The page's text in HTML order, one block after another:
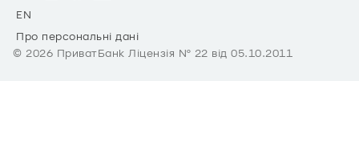
EN
Про персональні дані
© 2026 ПриватБанк Ліцензія № 22 від 05.10.2011